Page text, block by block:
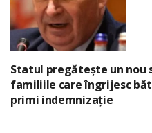
Statul pregătește un
familiile care îngrijesc
primi indemnizație